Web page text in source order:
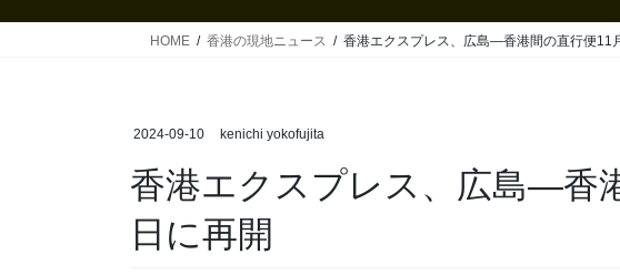
HOME 香港の現地ニュース 香港エクスプレス、広島―香港間の直行便11
2024-09-10 kenichi yokofujita
香港エクスプレス、広島―香
日に再開